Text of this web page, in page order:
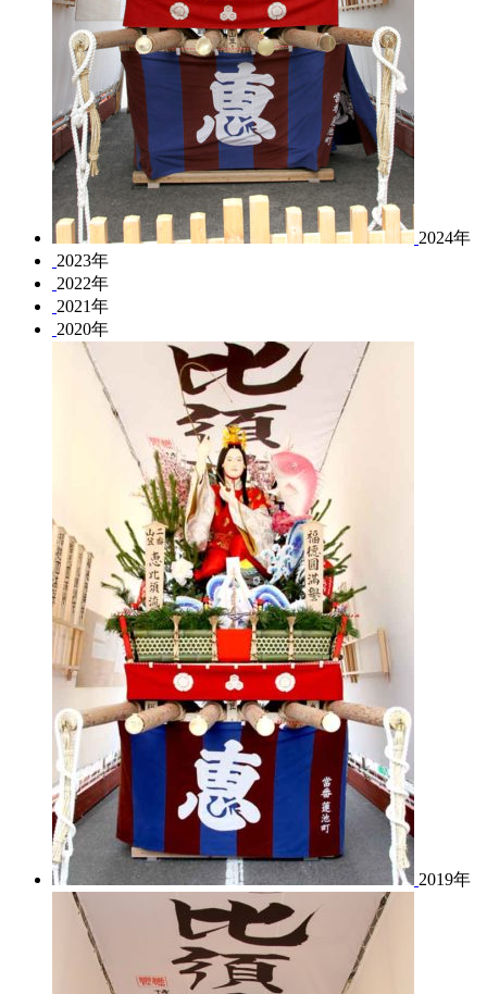
2024年
2023年
2022年
2021年
2020年
2019年